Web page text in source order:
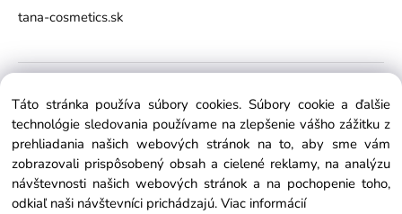
tana-cosmetics.sk
Táto stránka používa súbory cookies. Súbory cookie a ďalšie
technológie sledovania používame na zlepšenie vášho zážitku z
prehliadania našich webových stránok na to, aby sme vám
zobrazovali prispôsobený obsah a cielené reklamy, na analýzu
návštevnosti našich webových stránok a na pochopenie toho,
odkiaľ naši návštevníci prichádzajú. Viac informácií